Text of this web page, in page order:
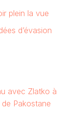
plein la vue
d’évasion
avec Zlatko à
Pakostane